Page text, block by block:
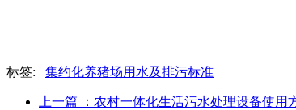
标签: 集约化养猪场用水及排污标准
上一篇
：农村一体化生活污水处理设备使用